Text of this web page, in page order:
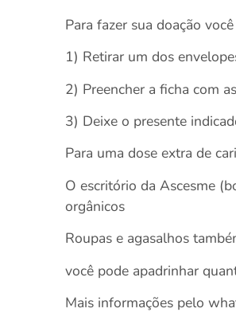
Para fazer sua doação
1) Retirar um dos
2) Preencher a ficha com
3) Deixe o presente
Para uma dose extra de
O escritório da Ascesme
orgânicos
Roupas e agasalhos
você pode apadrinhar
Mais informações pelo